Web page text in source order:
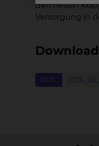
den neuen
Versorgung in
PDF